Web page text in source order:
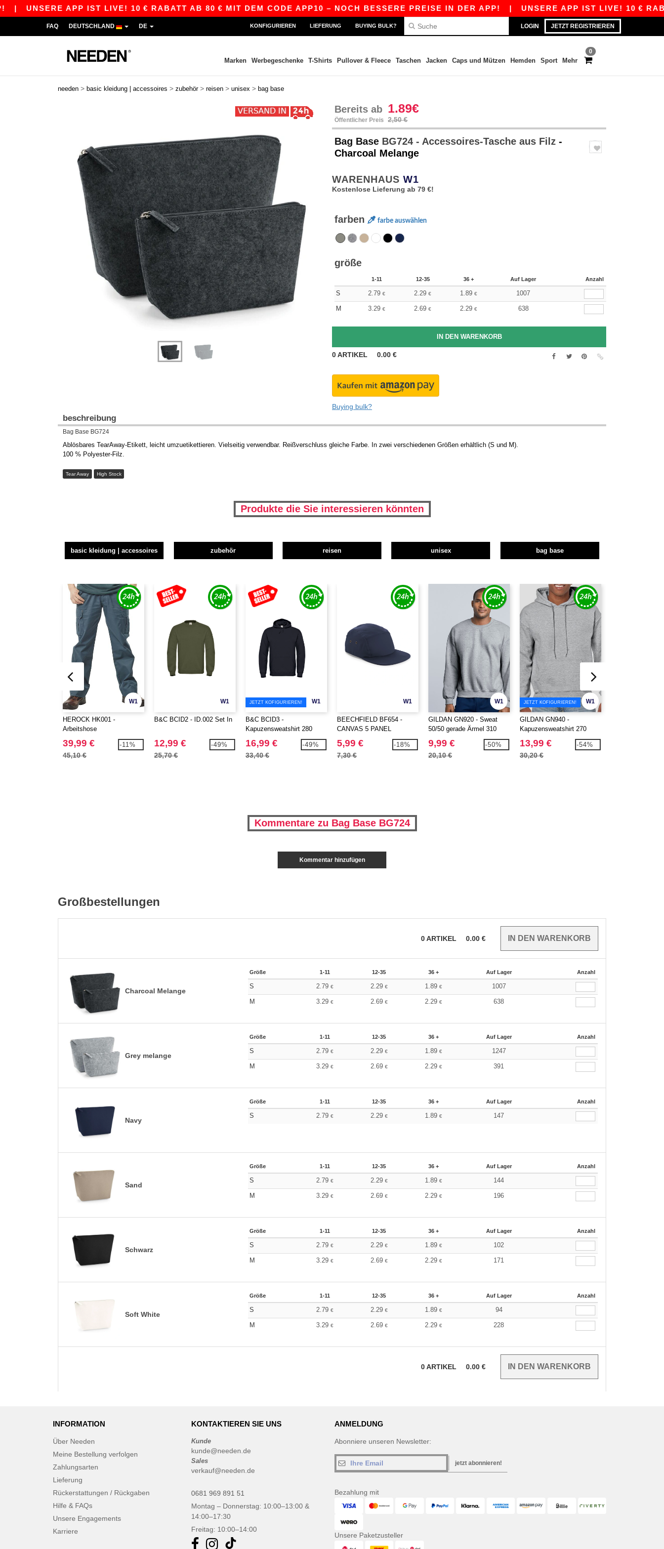
UNSERE APP IST LIVE! 10 € RABATT AB 80 € MIT DEM CODE APP10 – NOCH BESSERE PREISE IN DER APP! |UNSERE APP IST LIVE! 10 € RABATT
LOGIN JETZT REGISTRIEREN
FAQ DEUTSCHLAND DE KONFIGURIEREN LIEFERUNG BUYING BULK?
0
Marken Werbegeschenke T-Shirts Pullover & Fleece Taschen Jacken Caps und Mützen Hemden Sport Mehr
needen > basic kleidung | accessoires > zubehör > reisen > unisex > bag base
Bereits ab 1.89€
Öffentlicher Preis 2,50 €
Bag Base BG724 - Accessoires-Tasche aus Filz -
Charcoal Melange
WARENHAUS W1
Kostenlose Lieferung ab 79 €!
farben farbe auswählen
größe
1-11 12-35 36 + Auf Lager Anzahl
S 2.79 € 2.29 € 1.89 € 1007
M 3.29 € 2.69 € 2.29 € 638
0ARTIKEL 0.00 €
Buying bulk?
beschreibung
Bag Base BG724
Ablösbares TearAway-Etikett, leicht umzuetikettieren. Vielseitig verwendbar. Reißverschluss gleiche Farbe. In zwei verschiedenen Größen erhältlich (S und M).
100 % Polyester-Filz.
Tear Away High Stock
Produkte die Sie interessieren könnten
basic kleidung | accessoires zubehör reisen unisex bag base
W1
HEROCK HK001 -
Arbeitshose
39,99 €
45,10 €
-11%
W1
B&C BCID2 - ID.002 Set In
12,99 €
25,70 €
-49%
W1
JETZT KOFIGURIEREN!
B&C BCID3 -
Kapuzensweatshirt 280
16,99 €
33,40 €
-49%
W1
BEECHFIELD BF654 -
CANVAS 5 PANEL
CAMPER CAP
5,99 €
7,30 €
-18%
W1
GILDAN GN920 - Sweat
50/50 gerade Ärmel 310
9,99 €
20,10 €
-50%
W1
JETZT KOFIGURIEREN!
GILDAN GN940 -
Kapuzensweatshirt 270
13,99 €
30,20 €
-54%
Kommentare zu Bag Base BG724
Kommentar hinzufügen
Großbestellungen
0ARTIKEL 0.00 €
Charcoal Melange
Größe 1-11 12-35 36 + Auf Lager Anzahl
S 2.79 € 2.29 € 1.89€ 1007
M 3.29 € 2.69 € 2.29€ 638
Grey melange
Größe 1-11 12-35 36 + Auf Lager Anzahl
S 2.79 € 2.29 € 1.89€ 1247
M 3.29 € 2.69 € 2.29€ 391
Navy
Größe 1-11 12-35 36 + Auf Lager Anzahl
S 2.79 € 2.29 € 1.89€ 147
Sand
Größe 1-11 12-35 36 + Auf Lager Anzahl
S 2.79 € 2.29 € 1.89€ 144
M 3.29 € 2.69 € 2.29€ 196
Schwarz
Größe 1-11 12-35 36 + Auf Lager Anzahl
S 2.79 € 2.29 € 1.89€ 102
M 3.29 € 2.69 € 2.29€ 171
Soft White
Größe 1-11 12-35 36 + Auf Lager Anzahl
S 2.79 € 2.29 € 1.89€ 94
M 3.29 € 2.69 € 2.29€ 228
0ARTIKEL 0.00 €
INFORMATION
Über Needen
Meine Bestellung verfolgen
Zahlungsarten
Lieferung
Rückerstattungen / Rückgaben
Hilfe & FAQs
Unsere Engagements
Karriere
KONTAKTIEREN SIE UNS
Kunde
kunde@needen.de
Sales
verkauf@needen.de
0681 969 891 51
Montag – Donnerstag: 10:00–13:00 &
14:00–17:30
Freitag: 10:00–14:00
ANMELDUNG
Abonniere unseren Newsletter:
jetzt abonnieren!
Bezahlung mit
Unsere Paketzusteller